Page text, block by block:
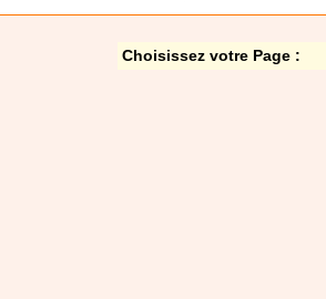
Choisissez votre Page :